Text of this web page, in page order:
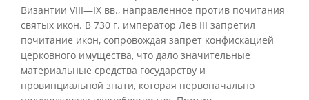
Византии VIII—IX вв., направленное против почитания
святых икон. В 730 г. император Лев III запретил
почитание икон, сопровождая запрет конфискацией
церковного имущества, что дало значительные
материальные средства государству и
провинциальной знати, которая первоначально